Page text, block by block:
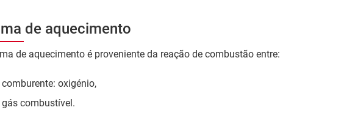
de aquecimento
de aquecimento é proveniente da reação de combustão entre:
comburente: oxigénio,
gás combustível.